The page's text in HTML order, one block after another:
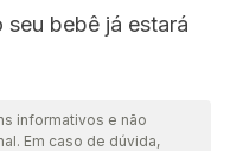
bebê já estará
informativos e não
Em caso de dúvida,